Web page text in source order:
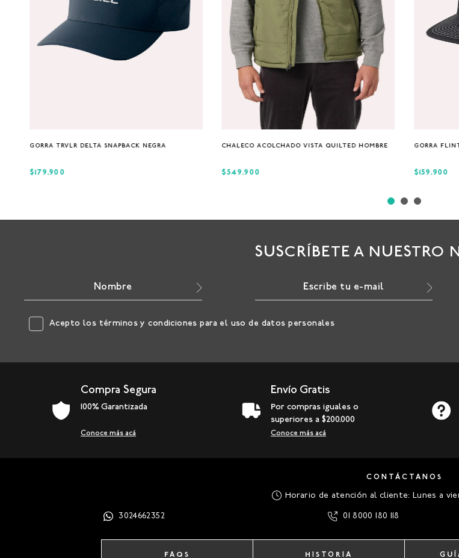
GORRA TRVLR DELTA SNAPBACK NEGRA
$179.900
CHALECO ACOLCHADO VISTA QUILTED HOMBRE
S M XL
$549.900
GORRA
$159.900
SUSCRÍBETE A NUESTRO
Acepto los términos y condiciones para el uso de datos personales
Compra Segura
100% Garantizada
Conoce más acá
Envío Gratis
Por compras iguales o
superiores a $200.000
Conoce más acá
CONTÁCTANOS
Horario de atención al cliente: Lunes a
3024662352 01 8000 180 118
FAQS HISTORIA